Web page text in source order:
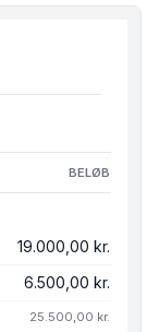
BELØB
19.000,00 kr.
6.500,00 kr.
25.500,00 kr.